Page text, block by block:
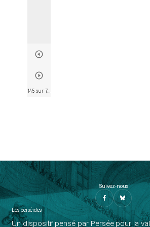
Suivez-nous
Les perséides
Un dispositif pensé par Persée pour la